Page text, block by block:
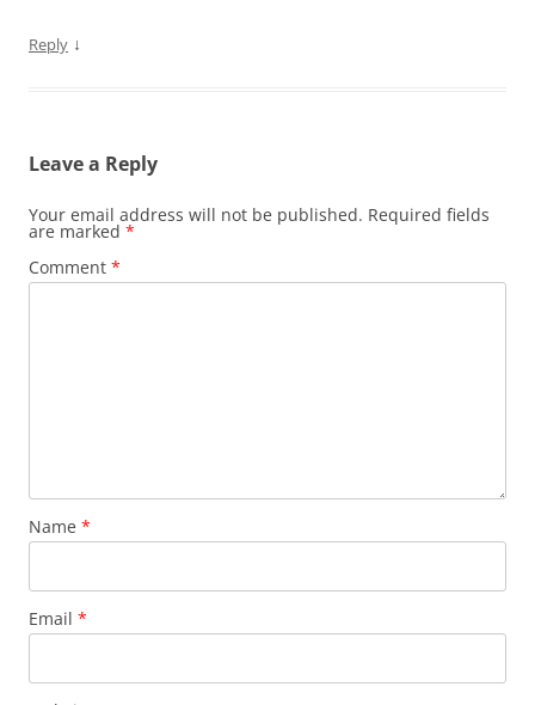
Reply ↓
Leave a Reply
Your email address will not be published. Required fields
are marked *
Comment *
Name *
Email *